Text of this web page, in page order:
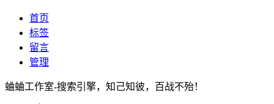
首页
标签
留言
管理
蛐蛐工作室-搜索引擎，知己知彼，百战不殆！